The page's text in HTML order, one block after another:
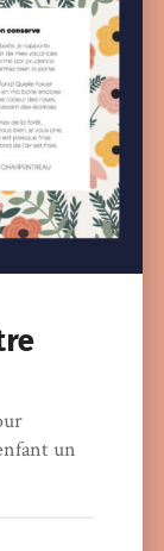
un